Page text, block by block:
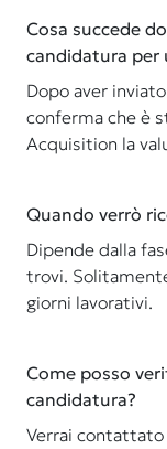
Cosa succede
candidatura per
Dopo aver
conferma che è
Acquisition la
Quando verrò
Dipende dalla
trovi.
giorni lavorativi.
Come posso
candidatura?
Verrai